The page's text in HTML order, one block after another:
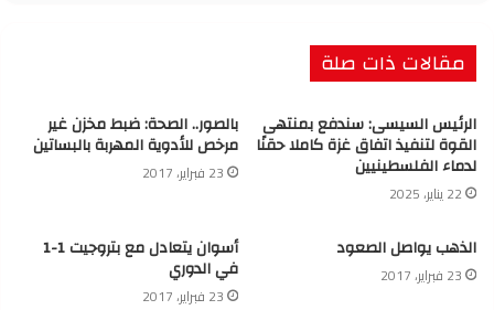
مقالات ذات صلة
الرئيس السيسى: سندفع بمنتهى
القوة لتنفيذ اتفاق غزة كاملا حقنًا
لدماء الفلسطينيين
22 يناير، 2025
بالصور.. الصحة: ضبط مخزن غير
مرخص للأدوية المهربة بالبساتين
23 فبراير، 2017
الذهب يواصل الصعود
23 فبراير، 2017
أسوان يتعادل مع بتروجيت 1-1
في الدوري
23 فبراير، 2017